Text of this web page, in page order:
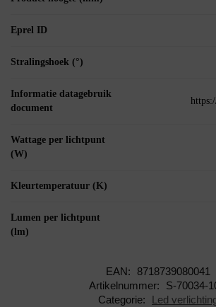
Eprel ID
Stralingshoek (°)
Informatie datagebruik
document
Wattage per lichtpunt
(W)
Kleurtemperatuur (K)
Lumen per lichtpunt
(lm)
EAN:
8718739080041
Artikelnummer:
S-70034-
Categorie:
Led